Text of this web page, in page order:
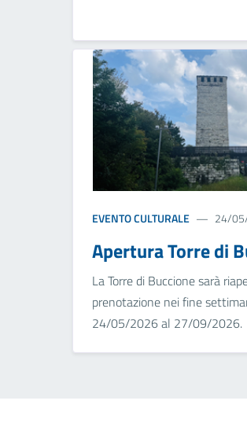
EVENTO CULTURALE 24/
Apertura Torre di
La Torre di Buccione sarà
prenotazione nei fine
24/05/2026 al 27/09/2026.